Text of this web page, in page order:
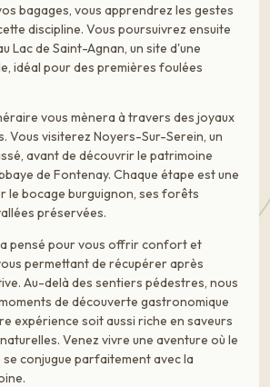
bagages, vous apprendrez les gestes
discipline. Vous poursuivrez ensuite
Lac de Saint-Agnan, un site d'une
idéal pour des premières foulées
vous mènera à travers des joyaux
Vous visiterez Noyers-Sur-Serein, un
avant de découvrir le patrimoine
de Fontenay. Chaque étape est une
le bocage burguignon, ses forêts
préservées.
pensé pour vous offrir confort et
permettant de récupérer après
Au-delà des sentiers pédestres, nous
de découverte gastronomique
expérience soit aussi riche en saveurs
Venez vivre une aventure où le
conjugue parfaitement avec la